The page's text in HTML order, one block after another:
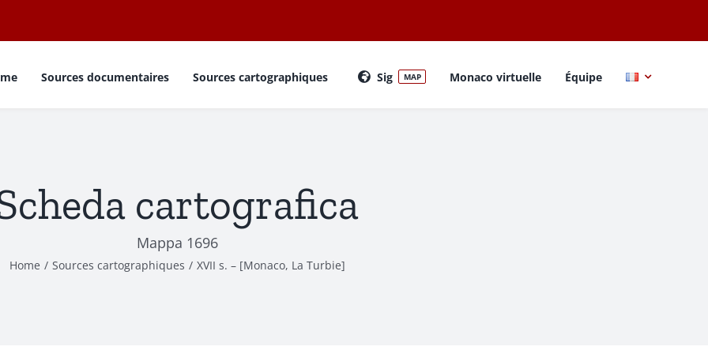
Sources documentaires Sources cartographiques Sig MAP Monaco virtuelle Équipe
cartografica
Mappa 1696
Home Sources cartographiques XVII s. – [Monaco, La Turbie]